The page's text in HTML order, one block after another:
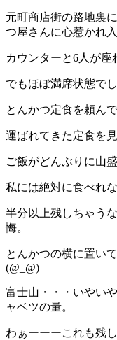
元町商店街の路地裏
つ屋さんに心惹かれ
カウンターと6人が座
でもほぼ満席状態でし
とんかつ定食を頼ん
運ばれてきた定食を
ご飯がどんぶりに山
私には絶対に食べれな
半分以上残しちゃう
悔。
とんかつの横に置い
(@_@)
富士山・・・いやい
ャベツの量。
わぁーーーこれも残